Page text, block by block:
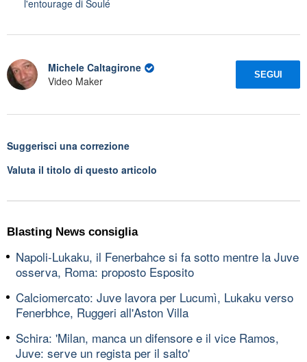
l'entourage di Soulé
Michele Caltagirone
Video Maker
SEGUI
Suggerisci una correzione
Valuta il titolo di questo articolo
Blasting News consiglia
Napoli-Lukaku, il Fenerbahce si fa sotto mentre la Juve
osserva, Roma: proposto Esposito
Calciomercato: Juve lavora per Lucumì, Lukaku verso
Fenerbhce, Ruggeri all'Aston Villa
Schira: 'Milan, manca un difensore e il vice Ramos,
Juve: serve un regista per il salto'